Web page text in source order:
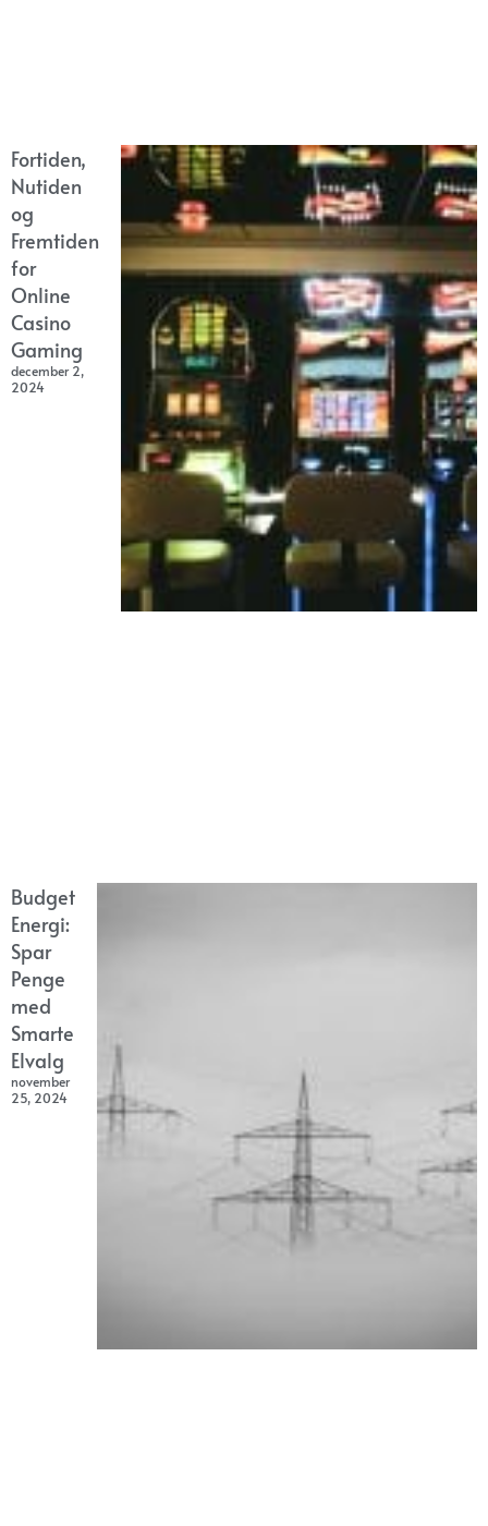
Fortiden,
Nutiden
og
Fremtiden
for
Online
Casino
Gaming
december 2,
2024
Budget
Energi:
Spar
Penge
med
Smarte
Elvalg
november
25, 2024